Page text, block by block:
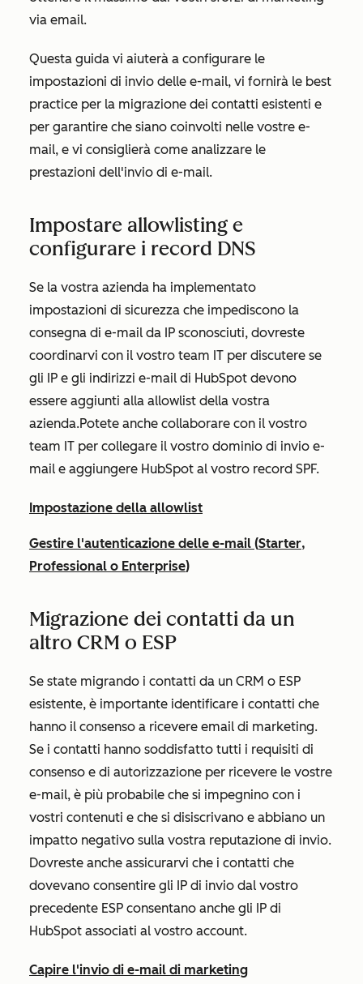
via email.
Questa guida vi aiuterà a configurare le
impostazioni di invio delle e-mail, vi fornirà le best
practice per la migrazione dei contatti esistenti e
per garantire che siano coinvolti nelle vostre e-
mail, e vi consiglierà come analizzare le
prestazioni dell'invio di e-mail.
Impostare allowlisting e
configurare i record DNS
Se la vostra azienda ha implementato
impostazioni di sicurezza che impediscono la
consegna di e-mail da IP sconosciuti, dovreste
coordinarvi con il vostro team IT per discutere se
gli IP e gli indirizzi e-mail di HubSpot devono
essere aggiunti alla allowlist della vostra
azienda.Potete anche collaborare con il vostro
team IT per collegare il vostro dominio di invio e-
mail e aggiungere HubSpot al vostro record SPF.
Impostazione della allowlist
Gestire l'autenticazione delle e-mail (Starter,
Professional o Enterprise)
Migrazione dei contatti da un
altro CRM o ESP
Se state migrando i contatti da un CRM o ESP
esistente, è importante identificare i contatti che
hanno il consenso a ricevere email di marketing.
Se i contatti hanno soddisfatto tutti i requisiti di
consenso e di autorizzazione per ricevere le vostre
e-mail, è più probabile che si impegnino con i
vostri contenuti e che si disiscrivano e abbiano un
impatto negativo sulla vostra reputazione di invio.
Dovreste anche assicurarvi che i contatti che
dovevano consentire gli IP di invio dal vostro
precedente ESP consentano anche gli IP di
HubSpot associati al vostro account.
Capire l'invio di e-mail di marketing